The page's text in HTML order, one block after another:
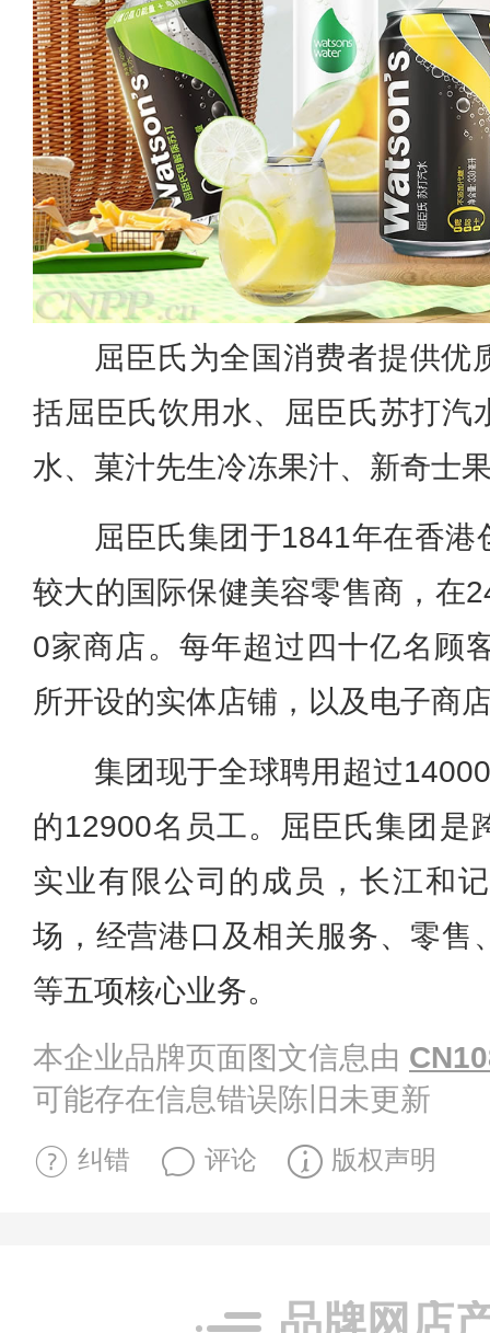
屈臣氏为全国消费者提供优
括屈臣氏饮用水、屈臣氏苏打汽
水、菓汁先生冷冻果汁、新奇士
屈臣氏集团于1841年在香
较大的国际保健美容零售商，在
0家商店。每年超过四十亿名顾
所开设的实体店铺，以及电子商
集团现于全球聘用超过
的12900名员工。屈臣氏集团是
实业有限公司的成员，长江和
场，经营港口及相关服务、零售
等五项核心业务。
本企业品牌页面图文信息由
可能存在信息错误陈旧未更新
纠错 评论 版权声明
品牌网店